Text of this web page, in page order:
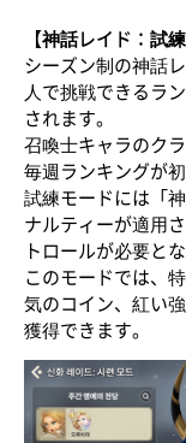
【神話レイド：試
シーズン制の神話
人で挑戦できるラ
されます。
召喚士キャラのク
毎週ランキングが
試練モードには「
ナルティーが適用
トロールが必要と
このモードでは、
気のコイン、紅い
獲得できます。